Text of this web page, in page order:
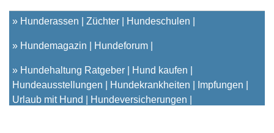
» Hunderassen Züchter Hundeschulen
» Hundemagazin Hundeforum
» Hundehaltung Ratgeber
Hund kaufen
Hundeausstellungen
Hundekrankheiten
Impfungen
Urlaub mit Hund
Hundeversicherungen